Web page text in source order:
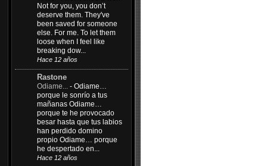
Not for you, you don’t
deserve them. They've
been saved for someone
else. For me. To let them
loose when I feel like
breaking dow...
Hace 12 años
Rastone
Odiame... - Odiame…
porque le sonrío a tus
mañanas Odiame…
porque te he provocado
besar hasta que tus labios
han perdido domino
propio Odiame… porque
he despertado en...
Hace 12 años